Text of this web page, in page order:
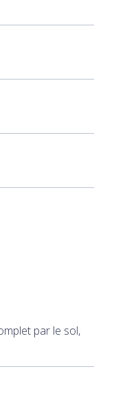
par le sol,